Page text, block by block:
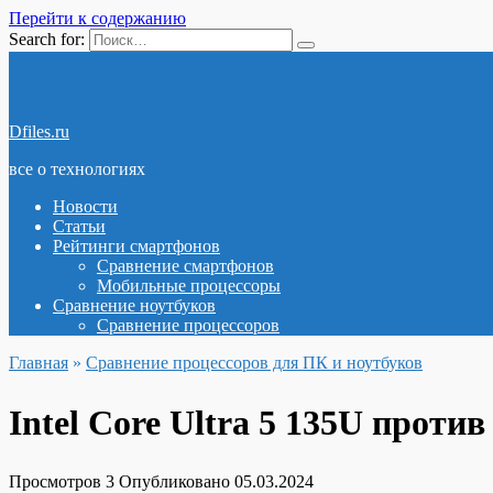
Перейти к содержанию
Search for:
Dfiles.ru
все о технологиях
Новости
Статьи
Рейтинги смартфонов
Сравнение смартфонов
Мобильные процессоры
Сравнение ноутбуков
Сравнение процессоров
Главная » Сравнение процессоров для ПК и ноутбуков
Intel Core Ultra 5 135U
Просмотров 3 Опубликовано 05.03.2024